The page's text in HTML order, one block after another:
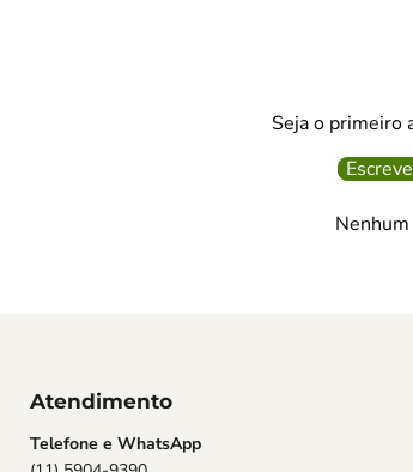
Seja o primeiro
Atendimento
Telefone e WhatsApp